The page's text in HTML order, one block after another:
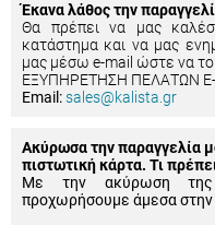
Έκανα λάθος την
Θα πρέπει να μας
κατάστημα και να μας
μας μέσω e-mail ώστε να το
ΕΞΥΠΗΡΕΤΗΣΗ ΠΕΛΑΤΩΝ E-
Email:sales@kalista.gr
Ακύρωσα την παραγγελία
πιστωτική κάρτα. Τι
Με την ακύρωση της
προχωρήσουμε άμεσα στην